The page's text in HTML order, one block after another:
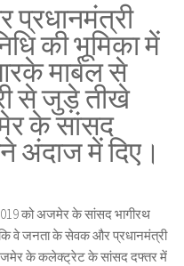
की भूमिका में
मार्बल से
से जुड़े तीखे
के सांसद
अंदाज में दिए।
को अजमेर के सांसद भागीरथ
वे जनता के सेवक और प्रधानमंत्री
अजमेर के कलेक्ट्रेट के सांसद दफ्तर में